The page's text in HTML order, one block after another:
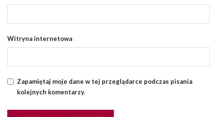
Witryna internetowa
Zapamiętaj moje dane w tej przeglądarce podczas pisania
kolejnych komentarzy.